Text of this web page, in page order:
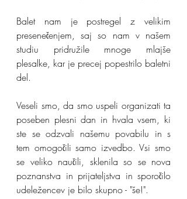
Balet nam je postregel z velikim
presenečenjem, saj so nam v našem
studiu pridružile mnoge mlajše
plesalke, kar je precej popestrilo baletni
del.
Veseli smo, da smo uspeli organizati ta
poseben plesni dan in hvala vsem, ki
ste se odzvali našemu povabilu in s
tem omogočili samo izvedbo. Vsi smo
se veliko naučili, sklenila so se nova
poznanstva in prijateljstva in sporočilo
udeležencev je bilo skupno - "še!".